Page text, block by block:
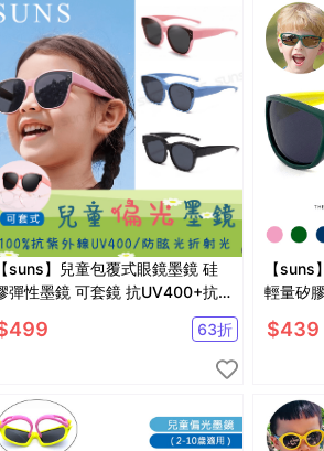
【suns】兒童包覆式眼鏡墨鏡 硅
彈性墨鏡 可套鏡 抗UV400+抗
499 63折
【
輕量矽
$439